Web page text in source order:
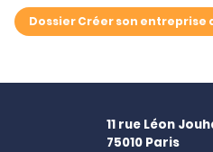
Dossier Créer son entreprise
11 rue Léon
75010 Paris